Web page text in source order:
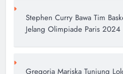
Stephen Curry Bawa Tim
Jelang Olimpiade Paris 2024
Gregoria Mariska Tunjung